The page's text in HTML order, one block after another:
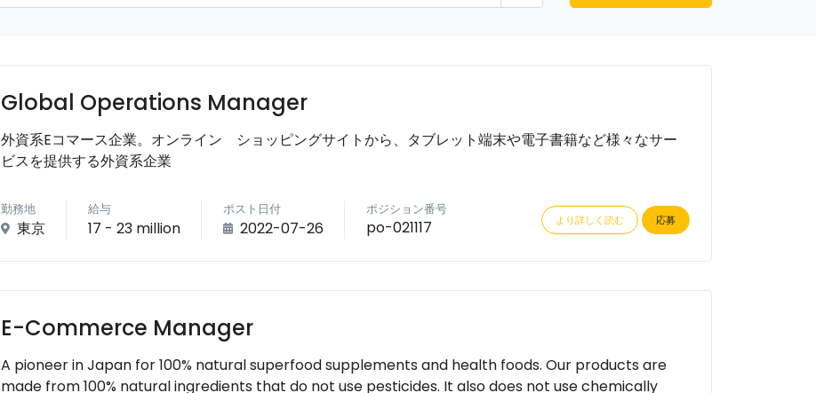
Global Operations Manager
外資系Eコマース企業。オンライン ショッピングサイトから、タブレット端末や電子書籍など様々なサー
ビスを提供する外資系企業
勤務地
東京
給与
17 - 23 million
ポスト日付
2022-07-26
ポジション番号
po-021117 より詳しく読む 応募
E-Commerce Manager
A pioneer in Japan for 100% natural superfood supplements and health foods. Our products are
made from 100% natural ingredients that do not use pesticides. It also does not use chemically